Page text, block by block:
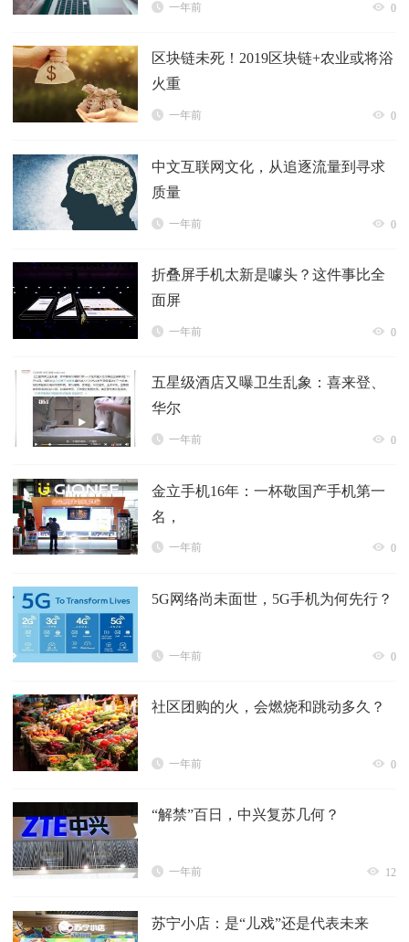
一年前 0
区块链未死！2019区块链+农业或将浴
火重
一年前 0
中文互联网文化，从追逐流量到寻求
质量
一年前 0
折叠屏手机太新是噱头？这件事比全
面屏
一年前 0
五星级酒店又曝卫生乱象：喜来登、
华尔
一年前 0
金立手机16年：一杯敬国产手机第一
名，
一年前 0
5G网络尚未面世，5G手机为何先行？
一年前 0
社区团购的火，会燃烧和跳动多久？
一年前 0
“解禁”百日，中兴复苏几何？
一年前 12
苏宁小店：是“儿戏”还是代表未来